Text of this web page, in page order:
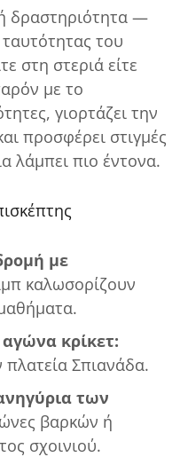
δραστηριότητα —
του
στη στεριά είτε
με το
γιορτάζει την
προσφέρει στιγμές
λάμπει πιο έντονα.
με
καλωσορίζουν
κρίκετ:
πλατεία Σπιανάδα.
των
βαρκών ή
σχοινιού.